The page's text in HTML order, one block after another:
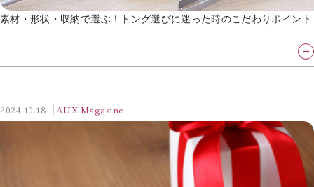
素材・形状・収納で選ぶ！トング選びに迷った時のこだわりポイント
2024.10.18 AUX Magazine